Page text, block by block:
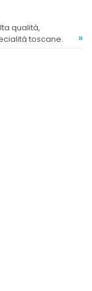
toscane.
»